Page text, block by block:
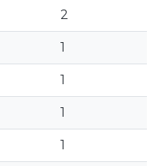
2
1
1
1
1